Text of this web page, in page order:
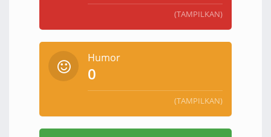
(TAMPILKAN)
Humor
0
(TAMPILKAN)